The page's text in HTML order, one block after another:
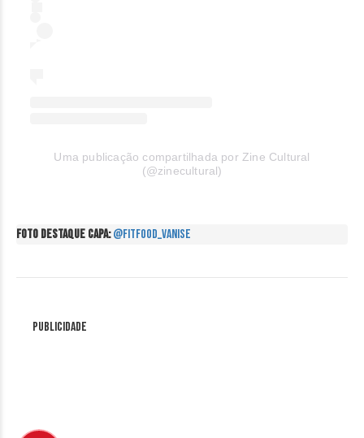
Uma publicação compartilhada por Zine Cultural
(@zinecultural)
FOTO DESTAQUE CAPA: @fitfood_vanise
Publicidade